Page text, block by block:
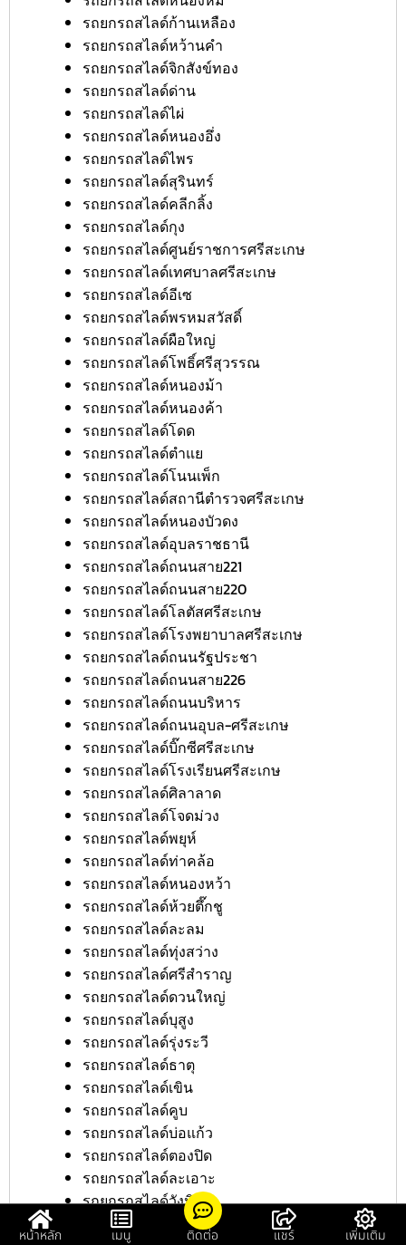
รถยกรถสไลด์ก้านเหลือง
รถยกรถสไลด์หว้านคำ
รถยกรถสไลด์จิกสังข์ทอง
รถยกรถสไลด์ด่าน
รถยกรถสไลด์ไผ่
รถยกรถสไลด์หนองอึ่ง
รถยกรถสไลด์ไพร
รถยกรถสไลด์สุรินทร์
รถยกรถสไลด์คลีกลิ้ง
รถยกรถสไลด์กุง
รถยกรถสไลด์ศูนย์ราชการศรีสะเกษ
รถยกรถสไลด์เทศบาลศรีสะเกษ
รถยกรถสไลด์อีเซ
รถยกรถสไลด์พรหมสวัสดิ์
รถยกรถสไลด์ผือใหญ่
รถยกรถสไลด์โพธิ์ศรีสุวรรณ
รถยกรถสไลด์หนองม้า
รถยกรถสไลด์หนองค้า
รถยกรถสไลด์โดด
รถยกรถสไลด์ตำแย
รถยกรถสไลด์โนนเพ็ก
รถยกรถสไลด์สถานีตำรวจศรีสะเกษ
รถยกรถสไลด์หนองบัวดง
รถยกรถสไลด์อุบลราชธานี
รถยกรถสไลด์ถนนสาย221
รถยกรถสไลด์ถนนสาย220
รถยกรถสไลด์โลตัสศรีสะเกษ
รถยกรถสไลด์โรงพยาบาลศรีสะเกษ
รถยกรถสไลด์ถนนรัฐประชา
รถยกรถสไลด์ถนนสาย226
รถยกรถสไลด์ถนนบริหาร
รถยกรถสไลด์ถนนอุบล-ศรีสะเกษ
รถยกรถสไลด์บิ๊กซีศรีสะเกษ
รถยกรถสไลด์โรงเรียนศรีสะเกษ
รถยกรถสไลด์ศิลาลาด
รถยกรถสไลด์โจดม่วง
รถยกรถสไลด์พยุห์
รถยกรถสไลด์ท่าคล้อ
รถยกรถสไลด์หนองหว้า
รถยกรถสไลด์ห้วยตึ๊กชู
รถยกรถสไลด์ละลม
รถยกรถสไลด์ทุ่งสว่าง
รถยกรถสไลด์ศรีสำราญ
รถยกรถสไลด์ดวนใหญ่
รถยกรถสไลด์บุสูง
รถยกรถสไลด์รุ่งระวี
รถยกรถสไลด์ธาตุ
รถยกรถสไลด์เขิน
รถยกรถสไลด์คูบ
รถยกรถสไลด์บ่อแก้ว
รถยกรถสไลด์ตองปิด
รถยกรถสไลด์ละเอาะ
รถยกรถสไลด์วังหิน
รถยกรถสไลด์ภูสิงห์
หน้าหลัก เมนู ติดต่อ แชร์ เพิ่มเติม